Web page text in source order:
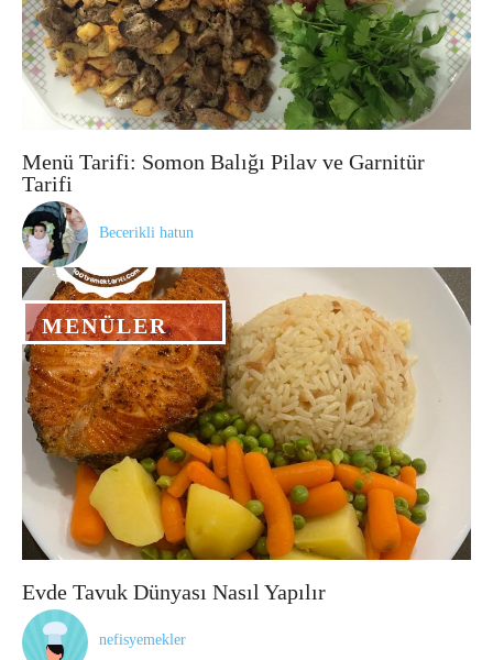
MENÜLER
Menü Tarifi: Somon Balığı Pilav ve Garnitür
Tarifi
Becerikli hatun
Evde Tavuk Dünyası Nasıl Yapılır
nefisyemekler